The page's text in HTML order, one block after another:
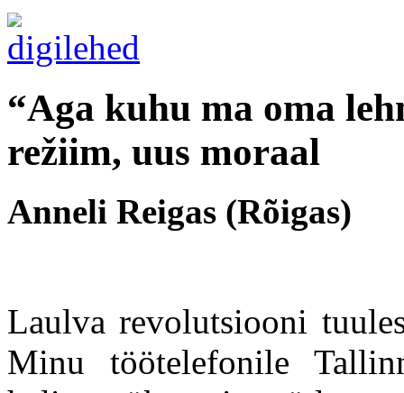
“Aga kuhu ma oma
režiim, uus moraal
Anneli Reigas (Rõigas)
Laulva revolutsiooni
Minu töötelefonile